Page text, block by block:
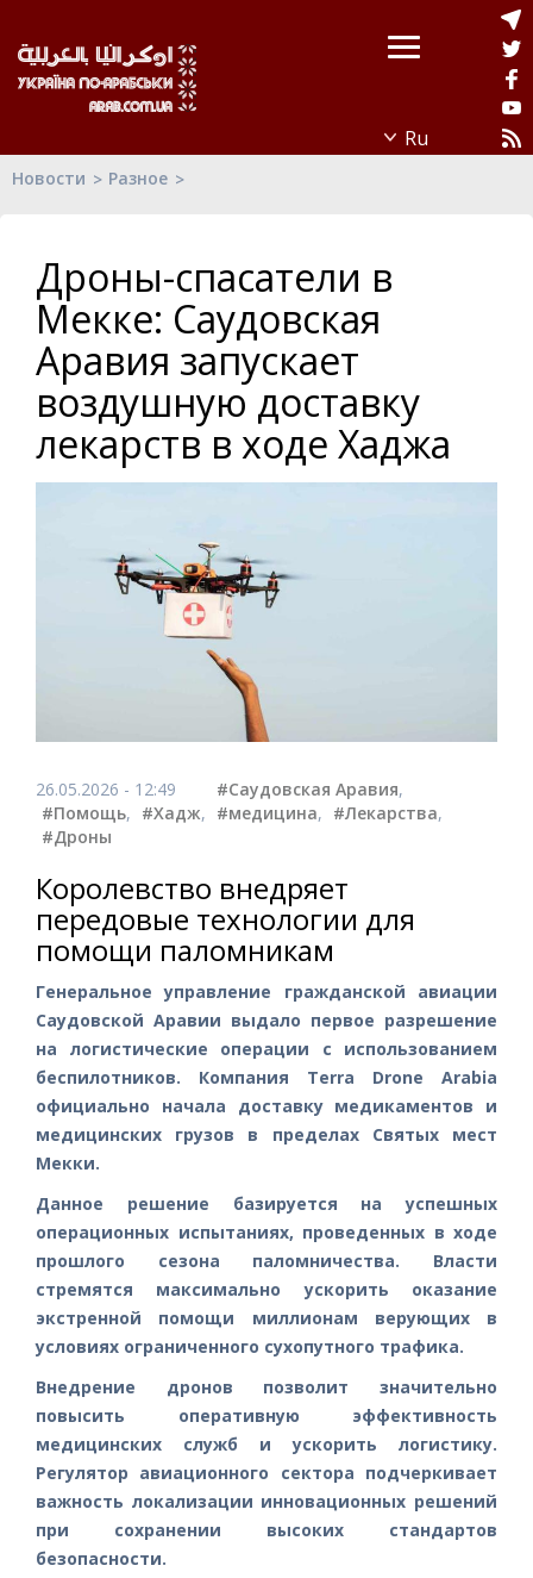
Новости Разное
Дроны-спасатели в
Мекке: Саудовская
Аравия запускает
воздушную доставку
лекарств в ходе Хаджа
26.05.2026 - 12:49 #Саудовская Аравия,
#Помощь, #Хадж, #медицина, #Лекарства,
#Дроны
Королевство внедряет
передовые технологии для
помощи паломникам
Генеральное управление гражданской авиации
Саудовской Аравии выдало первое разрешение
на логистические операции с использованием
беспилотников. Компания Terra Drone Arabia
официально начала доставку медикаментов и
медицинских грузов в пределах Святых мест
Мекки.
Данное решение базируется на успешных
операционных испытаниях, проведенных в ходе
прошлого сезона паломничества. Власти
стремятся максимально ускорить оказание
экстренной помощи миллионам верующих в
условиях ограниченного сухопутного трафика.
Внедрение дронов позволит значительно
повысить оперативную эффективность
медицинских служб и ускорить логистику.
Регулятор авиационного сектора подчеркивает
важность локализации инновационных решений
при сохранении высоких стандартов
безопасности.